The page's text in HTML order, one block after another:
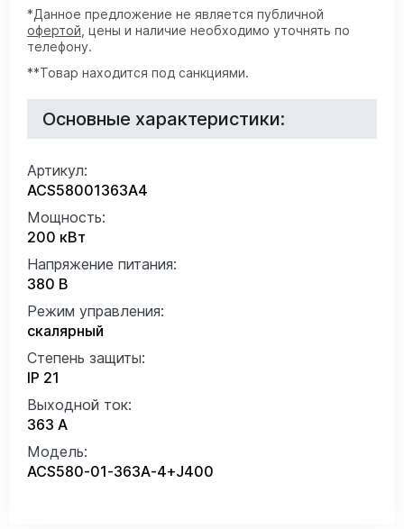
*Данное предложение не является публичной
офертой , цены и наличие необходимо уточнять по
телефону.
**Товар находится под санкциями.
Основные характеристики:
Артикул:
ACS58001363A4
Мощность:
200 кВт
Напряжение питания:
380 В
Режим управления:
скалярный
Степень защиты:
IP 21
Выходной ток:
363 А
Модель:
ACS580-01-363A-4+J400